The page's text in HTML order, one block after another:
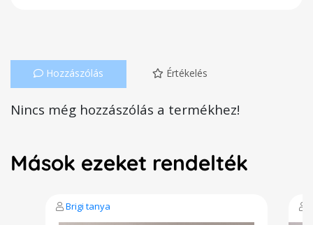
Hozzászólás Értékelés
Nincs még hozzászólás a termékhez!
Mások ezeket rendelték
Brigi tanya